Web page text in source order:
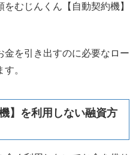
むじんくん【自動契約機】
を引き出すのに必要なロー
。
】を利用しない融資方